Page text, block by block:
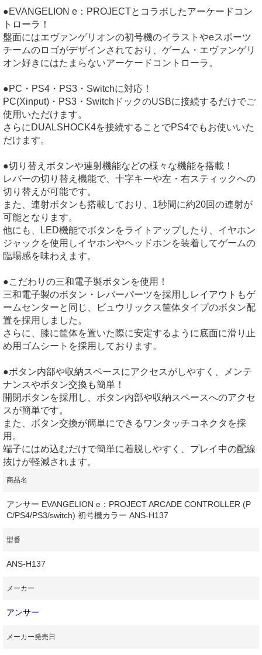
●EVANGELION e：PROJECTとコラボしたアーケードコン
トローラ！
盤面にはエヴァンゲリオンの初号機のイラストやeスポーツ
チームのロゴがデザインされており、ゲーム・エヴァンゲリ
オン好きにはたまらないアーケードコントローラ。
●PC・PS4・PS3・Switchに対応！
PC(Xinput)・PS3・SwitchドックのUSBに接続するだけでご
使用いただけます。
さらにDUALSHOCK4を接続することでPS4でもお使いいた
だけます。
●切り替えボタンや連射機能などの様々な機能を搭載！
レバーの切り替え機能で、十字キーや左・右スティックへの
切り替えが可能です。
また、連射ボタンも搭載しており、1秒間に約20回の連射が
可能となります。
他にも、LED機能でボタンをライトアップしたり、イヤホン
ジャックを使用しイヤホンやヘッドホンを装着してゲームの
臨場感を味わえます。
●こだわりの三和電子製ボタンを使用！
三和電子製のボタン・レバーパーツを採用しレイアウトもゲ
ームセンターと同じ、ビュウリックス筐体タイプのボタン配
置を採用しました。
さらに、膝に筐体を置いた際に安定するように底面に滑り止
め用ゴムシートを採用しております。
●ボタン内部や収納スペースにアクセスがしやすく、メンテ
ナンスやボタン交換も簡単！
開閉ボタンを採用し、ボタン内部や収納スペースへのアクセ
スが簡単です。
また、ボタン交換が簡単にできるワンタッチコネクタを採
用。
端子にはめ込むだけで簡単に着脱しやすく、プレイ中の配線
抜けが軽減されます。
商品名
アンサー EVANGELION e：PROJECT ARCADE CONTROLLER (P
C/PS4/PS3/switch) 初号機カラー ANS-H137
型番
ANS-H137
メーカー
アンサー
メーカー発売日